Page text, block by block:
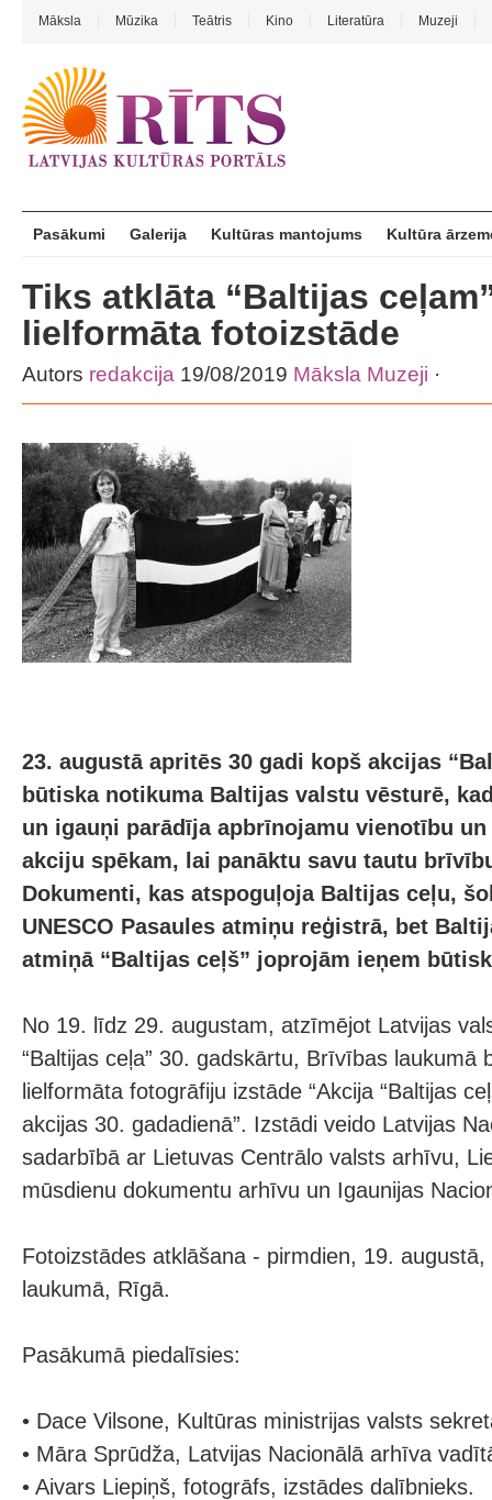
Māksla Mūzika Teātris Kino Literatūra Muzeji
Pasākumi Galerija Kultūras mantojums Kultūra
Tiks atklāta “Baltijas
lielformāta fotoizstāde
Autors redakcija 19/08/2019 Māksla Muzeji ·
23. augustā apritēs 30 gadi kopš akcijas
būtiska notikuma Baltijas valstu vēsturē,
un igauņi parādīja apbrīnojamu vienotību
akciju spēkam, lai panāktu savu tautu
Dokumenti, kas atspoguļoja Baltijas ceļu,
UNESCO Pasaules atmiņu reģistrā, bet
atmiņā “Baltijas ceļš” joprojām ieņem
No 19. līdz 29. augustam, atzīmējot Latvijas
“Baltijas ceļa” 30. gadskārtu, Brīvības laukumā
lielformāta fotogrāfiju izstāde “Akcija “Baltijas
akcijas 30. gadadienā”. Izstādi veido Latvijas
sadarbībā ar Lietuvas Centrālo valsts arhīvu,
mūsdienu dokumentu arhīvu un Igaunijas
Fotoizstādes atklāšana - pirmdien, 19.
laukumā, Rīgā.
Pasākumā piedalīsies:
• Dace Vilsone, Kultūras ministrijas valsts
• Māra Sprūdža, Latvijas Nacionālā arhīva
• Aivars Liepiņš, fotogrāfs, izstādes dalībnieks.